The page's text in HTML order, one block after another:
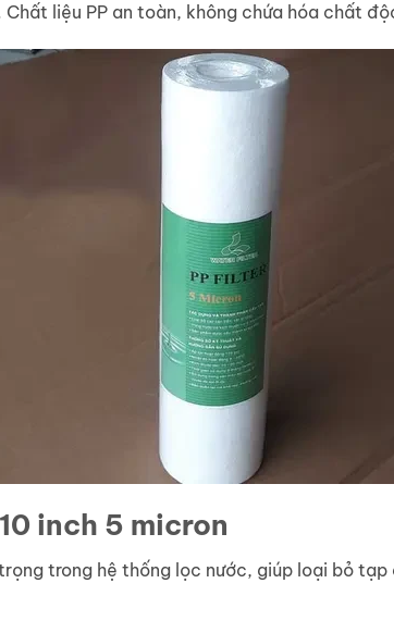
liệu PP an toàn, không chứa hóa chất
inch 5 micron
trong hệ thống lọc nước, giúp loại bỏ